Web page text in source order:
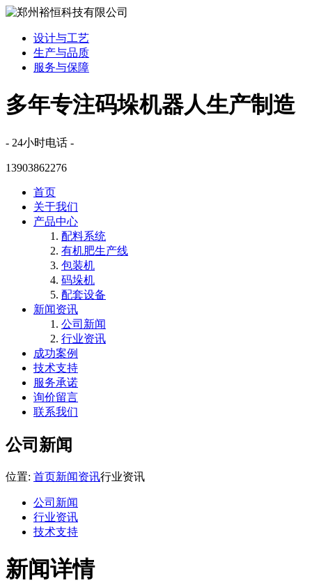
设计与工艺
生产与品质
服务与保障
多年专注码垛机器人生产制造
- 24小时电话 -
13903862276
首页
关于我们
产品中心
配料系统
有机肥生产线
包装机
码垛机
配套设备
新闻资讯
公司新闻
行业资讯
成功案例
技术支持
服务承诺
询价留言
联系我们
公司新闻
位置: 首页新闻资讯行业资讯
公司新闻
行业资讯
技术支持
新闻详情